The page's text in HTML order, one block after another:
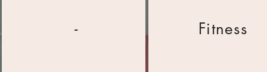
- Fitness